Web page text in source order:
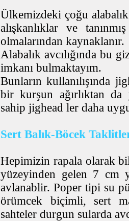
Ülkemizdeki çoğu
alışkanlıklar ve
olmalarından kaynaklanır.
Alabalık avcılığında bu
imkanı bulmaktayım.
Bunların kullanılışında
bir kurşun ağırlıktan da
sahip jighead ler daha
Sert Balık-Böcek
Hepimizin rapala olarak
yüzeyinden gelen 7 cm
avlanablir. Poper tipi su
örümcek biçimli, sert
sahteler durgun sularda